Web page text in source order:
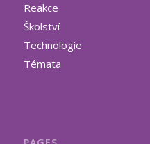
Reakce
Školství
Technologie
Témata